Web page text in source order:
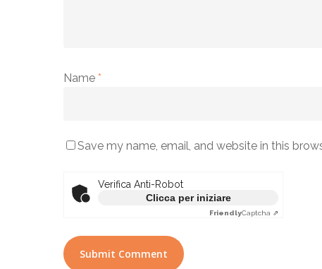
Name *
Save my name, email, and website in this
Verifica Anti-Robot
Clicca per iniziare
FriendlyCaptcha ⇗